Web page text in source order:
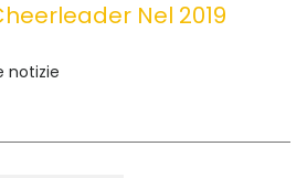
Nel 2019
notizie